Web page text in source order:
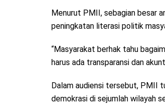
Menurut PMII, sebagian besar
peningkatan literasi politik
“Masyarakat berhak tahu
harus ada transparansi dan
Dalam audiensi tersebut, PMII
demokrasi di sejumlah wilayah